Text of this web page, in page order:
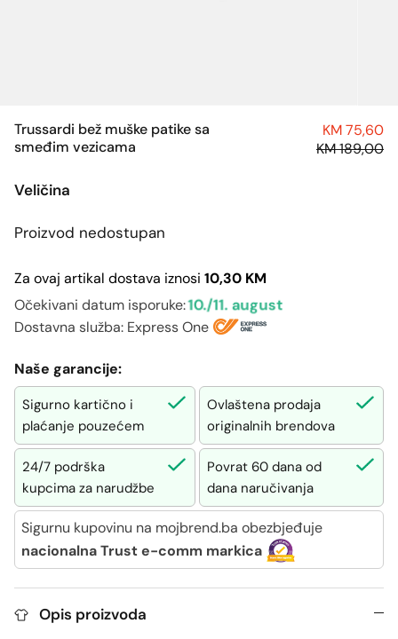
Trussardi bež muške patike sa
smeđim vezicama
KM 75,60
KM 189,00
Veličina
Proizvod nedostupan
Za ovaj artikal dostava iznosi 10,30 KM
Očekivani datum isporuke:10./11. august
Dostavna služba: Express One
Naše garancije:
Sigurno kartično i
plaćanje pouzećem
Ovlaštena prodaja
originalnih brendova
24/7 podrška
kupcima za narudžbe
Povrat 60 dana od
dana naručivanja
Sigurnu kupovinu na mojbrend.ba obezbjeđuje
nacionalna Trust e-comm markica
Opis proizvoda